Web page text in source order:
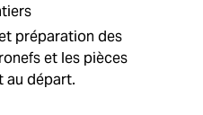
préparation des
et les pièces
au départ.